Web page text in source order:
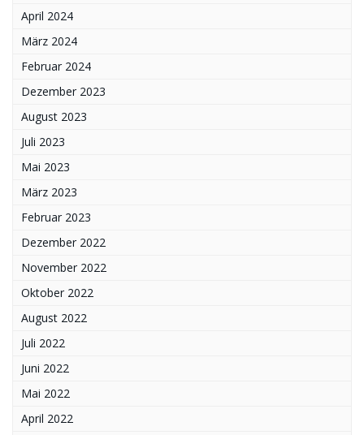
April 2024
März 2024
Februar 2024
Dezember 2023
August 2023
Juli 2023
Mai 2023
März 2023
Februar 2023
Dezember 2022
November 2022
Oktober 2022
August 2022
Juli 2022
Juni 2022
Mai 2022
April 2022